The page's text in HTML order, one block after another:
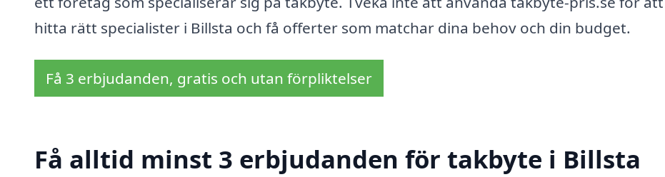
hitta rätt specialister i Billsta och få offerter som matchar dina behov och din budget.
Få 3 erbjudanden, gratis och utan förpliktelser
Få alltid minst 3 erbjudanden för takbyte i Billsta